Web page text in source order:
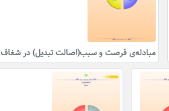
مبادله‌ی فرصت و سبب(اصالت تبدیل) در شغاف